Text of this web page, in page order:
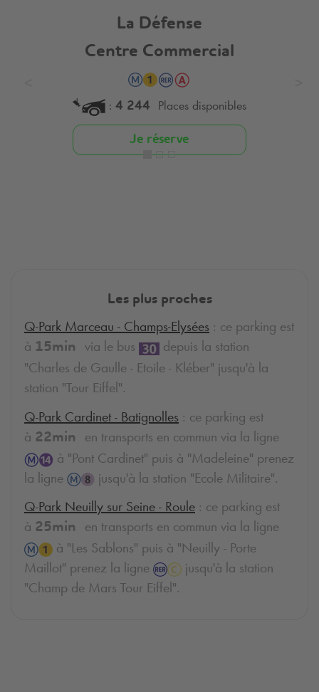
La Défense
Centre Commercial
:4 244 Places disponibles
Je réserve
Les plus proches
Q-Park Marceau - Champs-Elysées : ce parking est
à 15min via le bus
depuis la station
"Charles de Gaulle - Etoile - Kléber" jusqu'à la
station "Tour Eiffel".
Q-Park Cardinet - Batignolles : ce parking est
à 22min en transports en commun via la ligne
à "Pont Cardinet" puis à "Madeleine" prenez
la ligne
jusqu'à la station "Ecole Militaire".
Q-Park Neuilly sur Seine - Roule : ce parking est
à 25min en transports en commun via la ligne
à "Les Sablons" puis à "Neuilly - Porte
Maillot" prenez la ligne
jusqu'à la station
"Champ de Mars Tour Eiffel".